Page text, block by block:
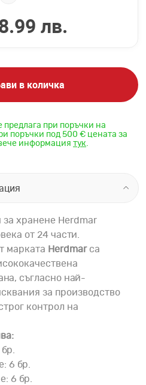
лв.
в количка
предлага при поръчки на
поръчки под 500 € цената за
информация тук.
за хранене Herdmar
от 24 части.
марката Herdmar са
съгласно най-
за производство
контрол на
6 бр.
6 бр.